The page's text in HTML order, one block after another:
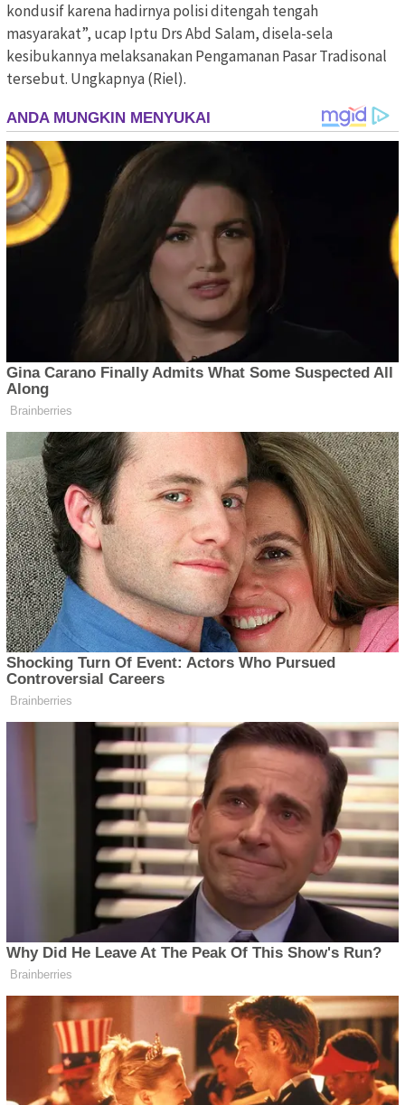
kondusif karena hadirnya polisi ditengah tengah
masyarakat”, ucap Iptu Drs Abd Salam, disela-sela
kesibukannya melaksanakan Pengamanan Pasar Tradisonal
tersebut. Ungkapnya (Riel).